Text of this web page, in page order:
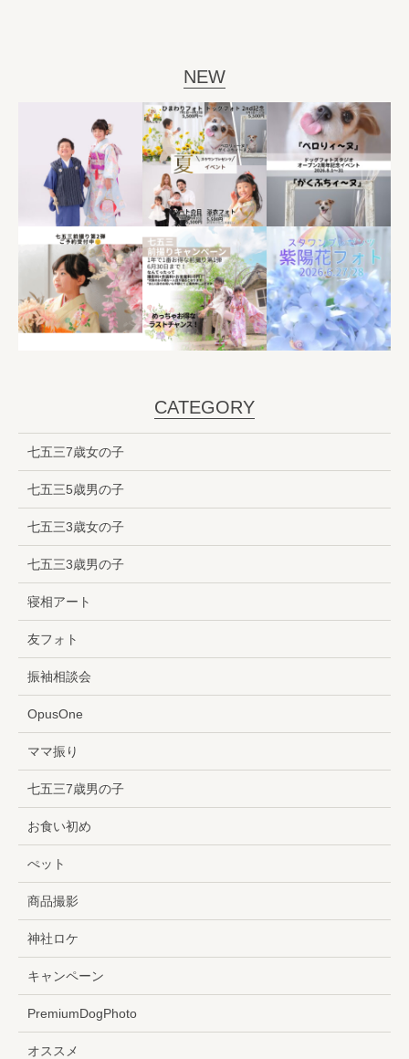
NEW
CATEGORY
七五三7歳女の子
七五三5歳男の子
七五三3歳女の子
七五三3歳男の子
寝相アート
友フォト
振袖相談会
OpusOne
ママ振り
七五三7歳男の子
お食い初め
ぺット
商品撮影
神社ロケ
キャンペーン
PremiumDogPhoto
オススメ